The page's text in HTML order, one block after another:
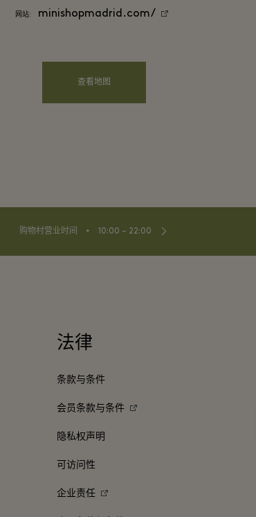
网站: minishopmadrid.com/
查看地图
购物村营业时间 ⬩ 10:00 – 22:00
法律
条款与条件
会员条款与条件
隐私权声明
可访问性
企业责任